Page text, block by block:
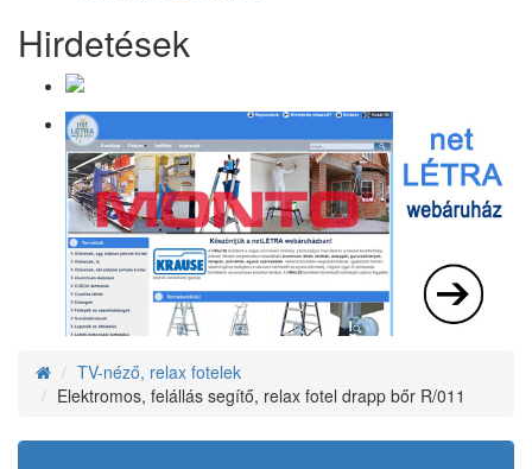
Hirdetések
TV-néző, relax fotelek
Elektromos, felállás segítő, relax fotel drapp bőr R/011